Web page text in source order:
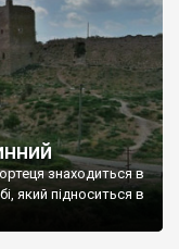
знаходиться в
який підноситься в